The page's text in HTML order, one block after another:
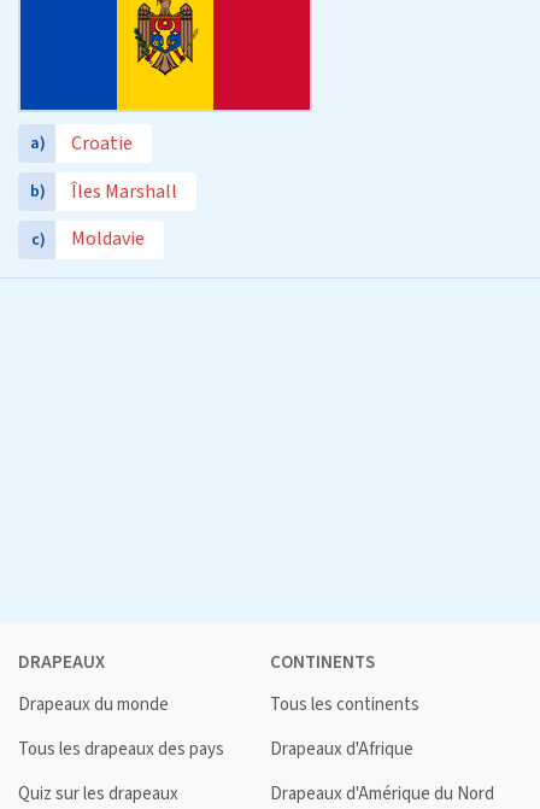
a) Croatie
b) Îles Marshall
c) Moldavie
DRAPEAUX
Drapeaux du monde
Tous les drapeaux des pays
Quiz sur les drapeaux
CONTINENTS
Tous les continents
Drapeaux d'Afrique
Drapeaux d'Amérique du Nord